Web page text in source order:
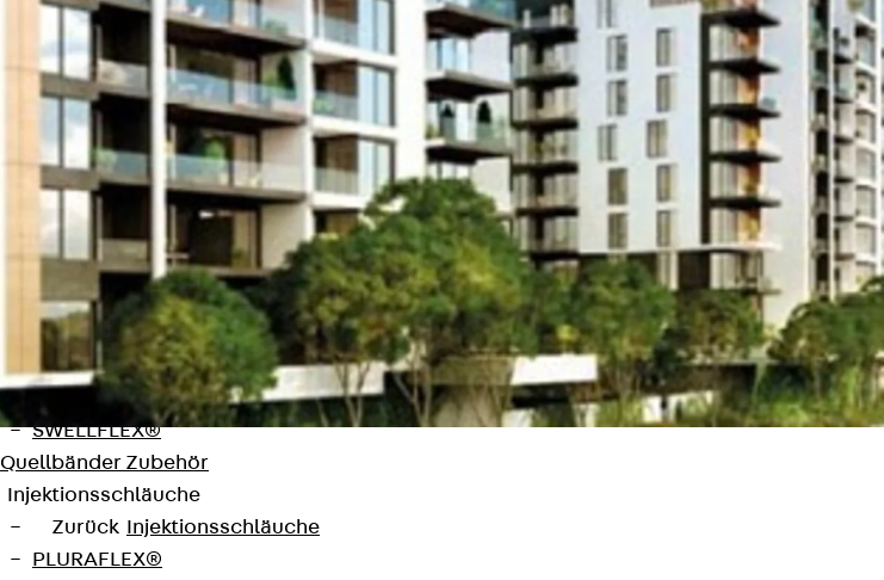
Frischbetonverbundsysteme
Zurück
Frischbetonverbundsysteme
SECUFLEX®
Frischbetonverbundsysteme Zubehör
Rohrdurchführungen
Zurück Rohrdurchführungen
PENTAFLEX® Transwand
PENTAFLEX® Futterrohr
PENTAFLEX® Bodendurchführung
PENTAFLEX® Bodenablauf
Rohrdurchführungen Zubehör
Quellbänder
Zurück Quellbänder
SWELLFLEX®
Quellbänder Zubehör
Injektionsschläuche
Zurück Injektionsschläuche
PLURAFLEX®